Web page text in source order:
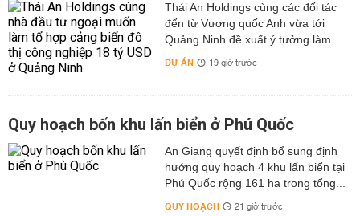
Thái An Holdings cùng các đối tác
đến từ Vương quốc Anh vừa tới
Quảng Ninh đề xuất ý tưởng làm...
DỰ ÁN 19 giờ trước
Quy hoạch bốn khu lấn biển ở Phú Quốc
An Giang quyết định bổ sung định
hướng quy hoạch 4 khu lấn biển tại
Phú Quốc rộng 161 ha trong tổng...
QUY HOẠCH 21 giờ trước